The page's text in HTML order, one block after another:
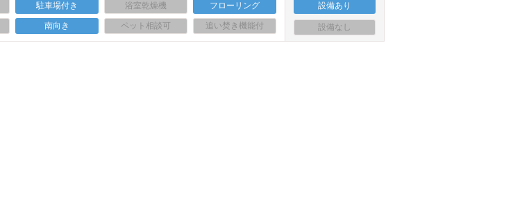
駐車場付き 浴室乾燥機 フローリング
南向き ペット相談可 追い焚き機能付
設備あり
設備なし